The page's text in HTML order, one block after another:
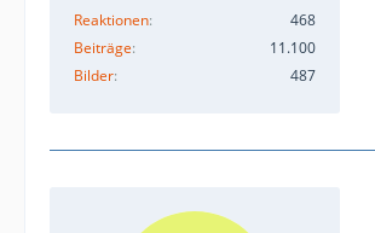
Reaktionen
468
Beiträge
11.100
Bilder
487